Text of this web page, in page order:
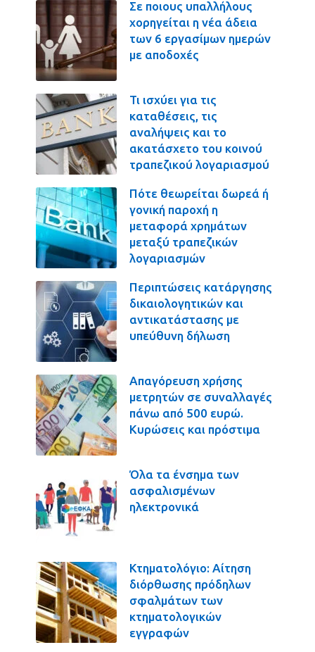
Σε ποιους υπαλλήλους
χορηγείται η νέα άδεια
των 6 εργασίμων ημερών
με αποδοχές
Τι ισχύει για τις
καταθέσεις, τις
αναλήψεις και το
ακατάσχετο του κοινού
τραπεζικού λογαριασμού
Πότε θεωρείται δωρεά ή
γονική παροχή η
μεταφορά χρημάτων
μεταξύ τραπεζικών
λογαριασμών
Περιπτώσεις κατάργησης
δικαιολογητικών και
αντικατάστασης με
υπεύθυνη δήλωση
Απαγόρευση χρήσης
μετρητών σε συναλλαγές
πάνω από 500 ευρώ.
Κυρώσεις και πρόστιμα
Όλα τα ένσημα των
ασφαλισμένων
ηλεκτρονικά
Κτηματολόγιο: Αίτηση
διόρθωσης πρόδηλων
σφαλμάτων των
κτηματολογικών
εγγραφών